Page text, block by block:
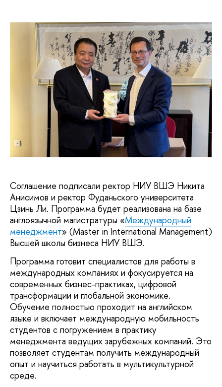
Соглашение подписали ректор НИУ ВШЭ Никита
Анисимов и ректор Фуданьского университета
Цзинь Ли. Программа будет реализована на базе
англоязычной магистратуры «Международный
менеджмент» (Master in International Management)
Высшей школы бизнеса НИУ ВШЭ.
Программа готовит специалистов для работы в
международных компаниях и фокусируется на
современных бизнес-практиках, цифровой
трансформации и глобальной экономике.
Обучение полностью проходит на английском
языке и включает международную мобильность
студентов с погружением в практику
менеджмента ведущих зарубежных компаний. Это
позволяет студентам получить международный
опыт и научиться работать в мультикультурной
среде.